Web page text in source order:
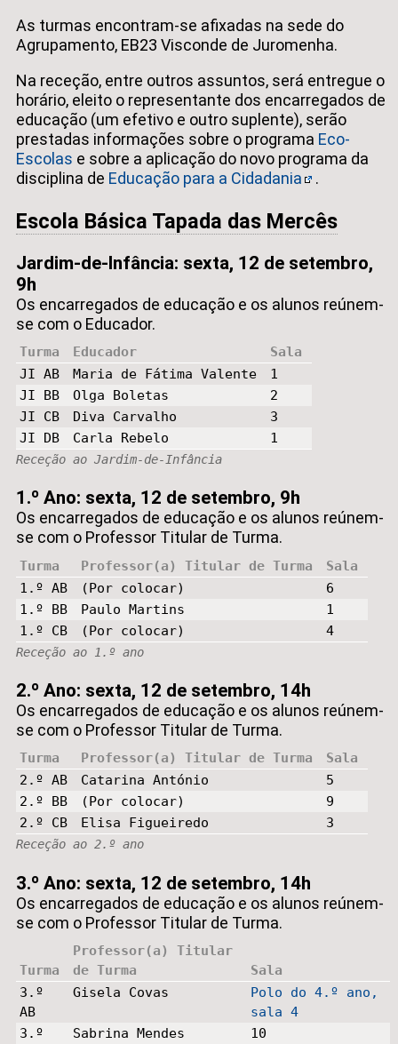
As turmas encontram-se afixadas na sede do
Agrupamento, EB23 Visconde de Juromenha.
Na receção, entre outros assuntos, será entregue o
horário, eleito o representante dos encarregados de
educação (um efetivo e outro suplente), serão
prestadas informações sobre o programa Eco-
Escolas e sobre a aplicação do novo programa da
disciplina de Educação para a Cidadania .
Escola Básica Tapada das Mercês
Jardim-de-Infância: sexta, 12 de setembro,
9h
Os encarregados de educação e os alunos reúnem-
se com o Educador.
Receção ao Jardim-de-Infância
Turma Educador
Sala
JI AB
Maria de Fátima Valente
1
JI BB
Olga Boletas
2
JI CB
Diva Carvalho
3
JI DB
Carla Rebelo 1
1.º Ano: sexta, 12 de setembro, 9h
Os encarregados de educação e os alunos reúnem-
se com o Professor Titular de Turma.
Receção ao 1.º ano
Turma Professor(a) Titular de Turma
Sala
1.º AB
(Por colocar)
6
1.º BB
Paulo Martins
1
1.º CB
(Por colocar) 4
2.º Ano: sexta, 12 de setembro, 14h
Os encarregados de educação e os alunos reúnem-
se com o Professor Titular de Turma.
Receção ao 2.º ano
Turma Professor(a) Titular de Turma
Sala
2.º AB
Catarina António
5
2.º BB
(Por colocar)
9
2.º CB
Elisa Figueiredo 3
3.º Ano: sexta, 12 de setembro, 14h
Os encarregados de educação e os alunos reúnem-
se com o Professor Titular de Turma.
Turma
Professor(a) Titular
de Turma
Sala
3.º
AB
Gisela Covas
Polo do 4.º ano,
sala 4
3.º
Sabrina Mendes 10